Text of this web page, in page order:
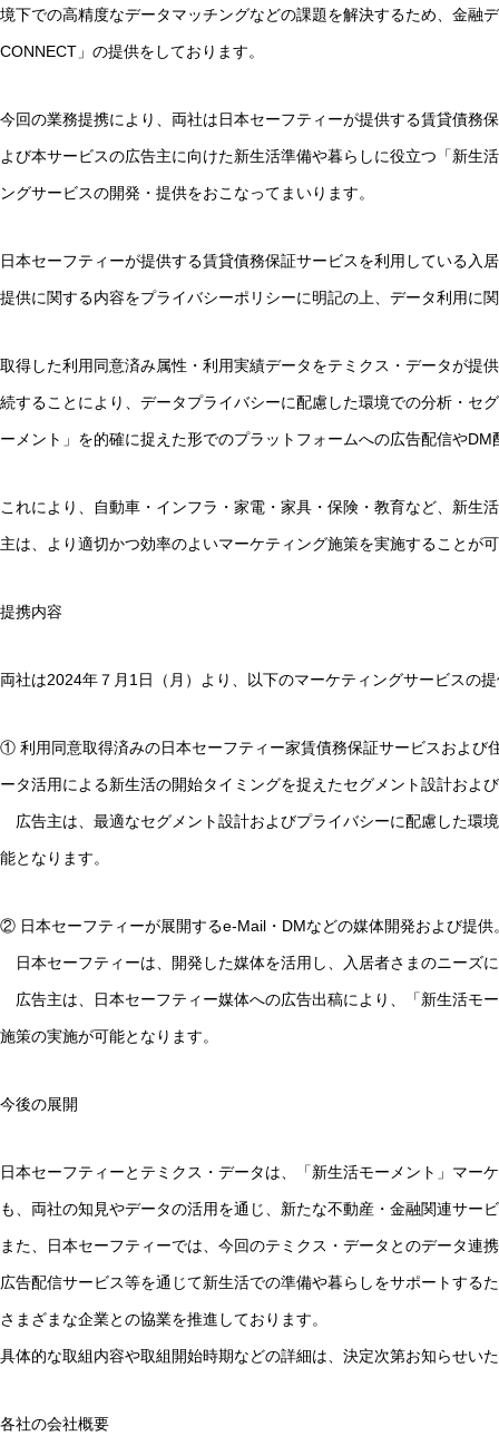
境下での高精度なデータマッチングなどの課題を解決するため、金融
CONNECT」の提供をしております。
今回の業務提携により、両社は日本セーフティーが提供する賃貸債務
よび本サービスの広告主に向けた新生活準備や暮らしに役立つ「新生
ングサービスの開発・提供をおこなってまいります。
日本セーフティーが提供する賃貸債務保証サービスを利用している入
提供に関する内容をプライバシーポリシーに明記の上、データ利用に
取得した利用同意済み属性・利用実績データをテミクス・データが提
続することにより、データプライバシーに配慮した環境での分析・セ
ーメント」を的確に捉えた形でのプラットフォームへの広告配信や
これにより、自動車・インフラ・家電・家具・保険・教育など、新生
主は、より適切かつ効率のよいマーケティング施策を実施することが
提携内容
両社は2024年７月1日（月）より、以下のマーケティングサービスの
① 利用同意取得済みの日本セーフティー家賃債務保証サービスおよび
ータ活用による新生活の開始タイミングを捉えたセグメント設計およ
広告主は、最適なセグメント設計およびプライバシーに配慮した環
能となります。
② 日本セーフティーが展開するe-Mail・DMなどの媒体開発および提供
日本セーフティーは、開発した媒体を活用し、入居者さまのニーズ
広告主は、日本セーフティー媒体への広告出稿により、「新生活モ
施策の実施が可能となります。
今後の展開
日本セーフティーとテミクス・データは、「新生活モーメント」マー
も、両社の知見やデータの活用を通じ、新たな不動産・金融関連サー
また、日本セーフティーでは、今回のテミクス・データとのデータ連
広告配信サービス等を通じて新生活での準備や暮らしをサポートする
さまざまな企業との協業を推進しております。
具体的な取組内容や取組開始時期などの詳細は、決定次第お知らせい
各社の会社概要